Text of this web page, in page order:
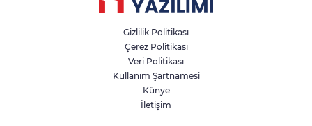
Gizlilik Politikası
Çerez Politikası
Veri Politikası
Kullanım Şartnamesi
Künye
İletişim